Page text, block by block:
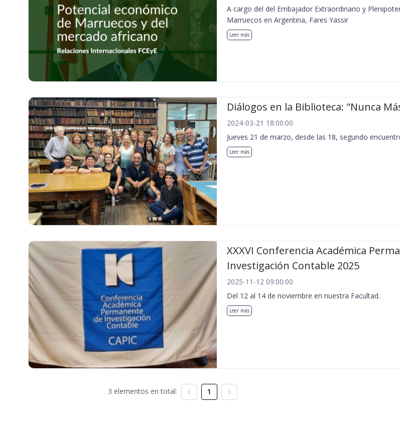
A cargo del del Embajador Extraordinario y
Marruecos en Argentina, Fares Yassir
Leer más
Diálogos en la Biblioteca: "Nunca
2024-03-21 18:00:00
Jueves 21 de marzo, desde las 18, segundo
Leer más
XXXVI Conferencia Académica
Investigación Contable 2025
2025-11-12 09:00:00
Del 12 al 14 de noviembre en nuestra Facultad.
Leer más
3 elementos en total: 1